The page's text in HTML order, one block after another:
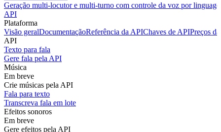
Geração multi-locutor e multi-turno com controle da voz por
API
Plataforma
Visão geralDocumentaçãoReferência da APIChaves de APIPreços
API
Texto para fala
Gere fala pela API
Música
Em breve
Crie músicas pela API
Fala para texto
Transcreva fala em lote
Efeitos sonoros
Em breve
Gere efeitos pela API